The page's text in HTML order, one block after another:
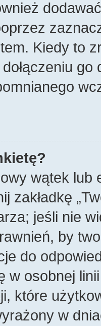
Kiedy to
wątek lub
zakładkę
jeśli nie
by
do
w osobnej
które
w